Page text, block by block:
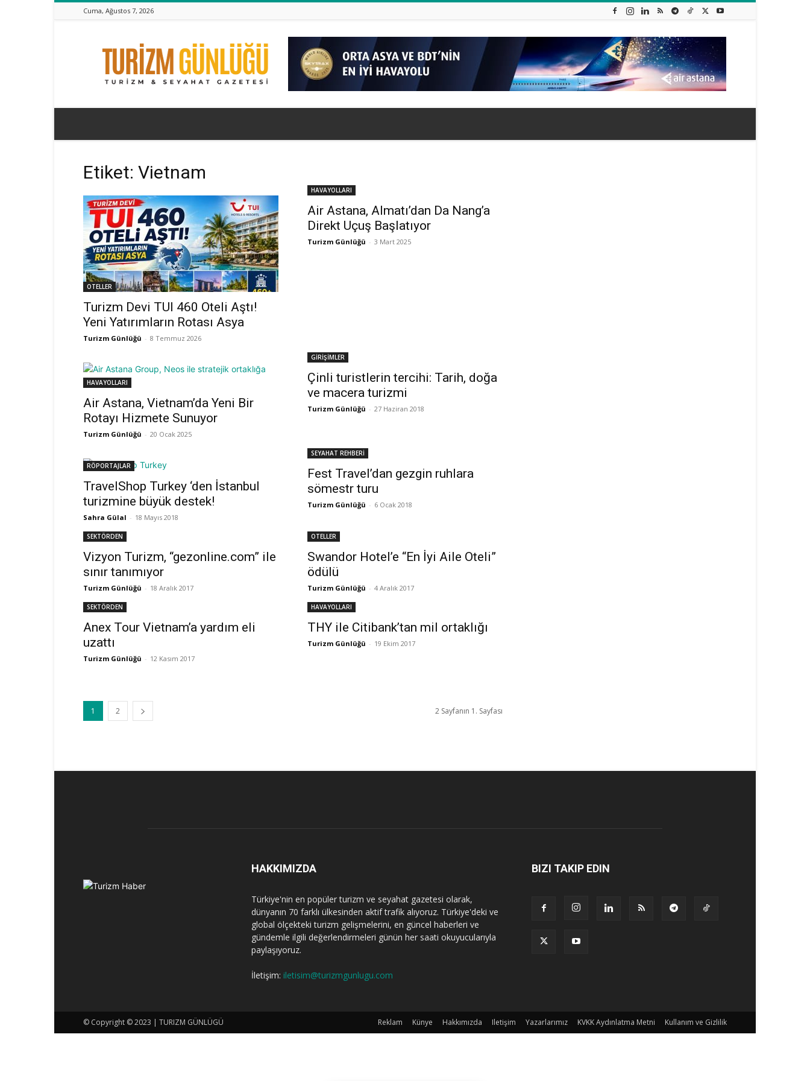
Cuma, Ağustos 7, 2026
Turizm
Günlüğü
Etiket: Vietnam
OTELLER
Turizm Devi TUI 460 Oteli Aştı!
Yeni Yatırımların Rotası Asya
Turizm Günlüğü - 8 Temmuz 2026
HAVAYOLLARI
Air Astana, Almatı’dan Da Nang’a
Direkt Uçuş Başlatıyor
Turizm Günlüğü - 3 Mart 2025
HAVAYOLLARI
Air Astana, Vietnam’da Yeni Bir
Rotayı Hizmete Sunuyor
Turizm Günlüğü - 20 Ocak 2025
GİRİŞİMLER
Çinli turistlerin tercihi: Tarih, doğa
ve macera turizmi
Turizm Günlüğü - 27 Haziran 2018
RÖPORTAJLAR
TravelShop Turkey ‘den İstanbul
turizmine büyük destek!
Sahra Gülal - 18 Mayıs 2018
SEYAHAT REHBERİ
Fest Travel’dan gezgin ruhlara
sömestr turu
Turizm Günlüğü - 6 Ocak 2018
SEKTÖRDEN
Vizyon Turizm, “gezonline.com” ile
sınır tanımıyor
Turizm Günlüğü - 18 Aralık 2017
OTELLER
Swandor Hotel’e “En İyi Aile Oteli”
ödülü
Turizm Günlüğü - 4 Aralık 2017
SEKTÖRDEN
Anex Tour Vietnam’a yardım eli
uzattı
Turizm Günlüğü - 12 Kasım 2017
HAVAYOLLARI
THY ile Citibank’tan mil ortaklığı
Turizm Günlüğü - 19 Ekim 2017
1 2 2 Sayfanın 1. Sayfası
HAKKIMIZDA
Türkiye'nin en popüler turizm ve seyahat gazetesi olarak,
dünyanın 70 farklı ülkesinden aktif trafik alıyoruz. Türkiye'deki ve
global ölçekteki turizm gelişmelerini, en güncel haberleri ve
gündemle ilgili değerlendirmeleri günün her saati okuyucularıyla
paylaşıyoruz.
İletişim: iletisim@turizmgunlugu.com
BIZI TAKIP EDIN
Reklam Künye Hakkımızda Iletişim Yazarlarımız KVKK Aydınlatma Metni Kullanım ve Gizlilik
© Copyright © 2023 | TURIZM GÜNLÜGÜ